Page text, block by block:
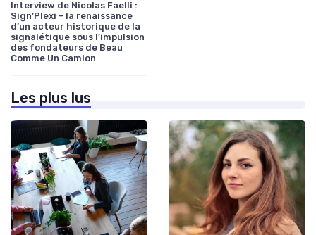
Interview de Nicolas Faelli :
Sign’Plexi - la renaissance
d’un acteur historique de la
signalétique sous l’impulsion
des fondateurs de Beau
Comme Un Camion
Les plus lus